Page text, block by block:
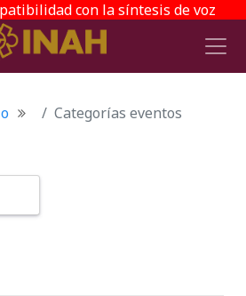
con la síntesis de voz
Categorías eventos